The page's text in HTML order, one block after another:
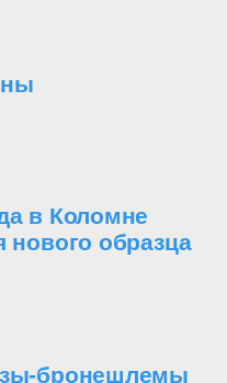
в Коломне
нового образца
бронешлемы